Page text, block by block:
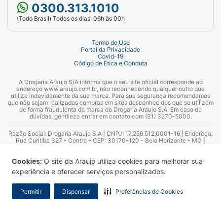
Cookies: O site da Araujo utiliza cookies para melhorar sua
experiência e oferecer serviços personalizados.
Permitir Dispensar Preferências de Cookies
0300.313.1010
(Todo Brasil) Todos os dias, 06h às 00h
Termo de Uso
Portal da Privacidade
Covid-19
Código de Ética e Conduta
A Drogaria Araujo S/A informa que o seu site oficial corresponde ao
endereço www.araujo.com.br, não reconhecendo qualquer outro que
utilize indevidamente da sua marca. Para sua segurança recomendamos
que não sejam realizadas compras em sites desconhecidos que se utilizem
de forma fraudulenta da marca da Drogaria Araujo S.A. Em caso de
dúvidas, gentileza entrar em contato com (31) 3270-5000.
Razão Social: Drogaria Araujo S.A | CNPJ: 17.256.512.0001-16 | Endereço:
Rua Curitiba 327 - Centro - CEP: 30170-120 - Belo Horizonte - MG |
Azevedo Guimarães – CRF 10.965 | Yasmin Silva Alvarenga – CRF 52.584 -
Consultor substituto: Thiago Aguiar Pinheiro - CRF Nº 13.748. Alvará
Sanitário: 2025020713 | Autorização de Funcionamento da Empresa (AFE):